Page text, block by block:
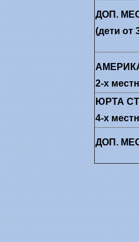
ДОП.
(дети от
2-х
ЮРТА
4-х
ДОП.